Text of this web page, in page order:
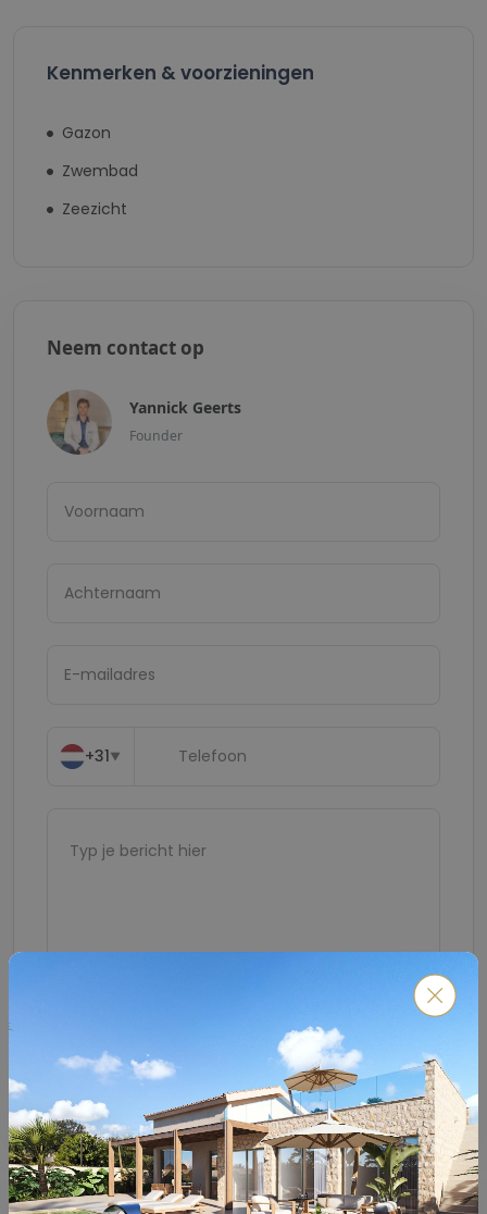
Kenmerken & voorzieningen
Gazon
Zwembad
Zeezicht
Neem contact op
Yannick Geerts
Founder
+31▼
Verzenden